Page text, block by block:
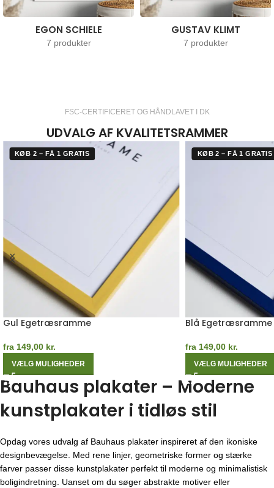
EGON SCHIELE
7 produkter
GUSTAV KLIMT
7 produkter
FSC-CERTIFICERET OG HÅNDLAVET I DK
UDVALG AF KVALITETSRAMMER
KØB 2 – FÅ 1 GRATIS
Gul Egetræsramme
fra 149,00 kr.
VÆLG MULIGHEDER
KØB 2 – FÅ 1 GRATIS
Blå Egetræsramme
fra 149,00 kr.
VÆLG MULIGHEDER
Bauhaus plakater – Moderne
kunstplakater i tidløs stil
Opdag vores udvalg af Bauhaus plakater inspireret af den ikoniske
designbevægelse. Med rene linjer, geometriske former og stærke
farver passer disse kunstplakater perfekt til moderne og minimalistisk
boligindretning. Uanset om du søger abstrakte motiver eller